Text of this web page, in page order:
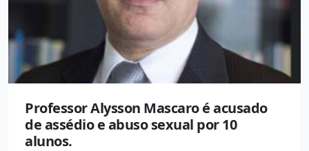
Professor Alysson Mascaro é acusado
de assédio e abuso sexual por 10
alunos.